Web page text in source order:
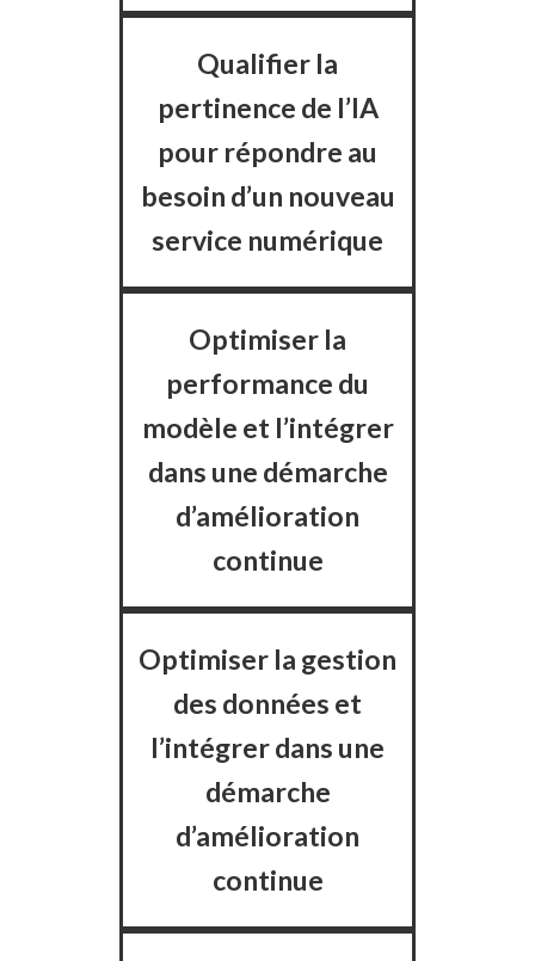
Qualifier la
pertinence de l’IA
pour répondre au
besoin d’un nouveau
service numérique
Optimiser la
performance du
modèle et l’intégrer
dans une démarche
d’amélioration
continue
Optimiser la gestion
des données et
l’intégrer dans une
démarche
d’amélioration
continue